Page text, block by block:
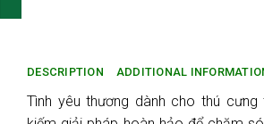
DESCRIPTION ADDITIONAL
Tình yêu thương dành cho thú